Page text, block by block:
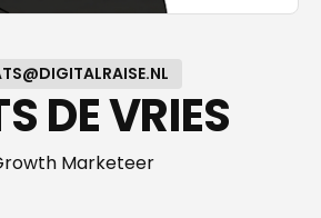
DE VRIES
Marketeer